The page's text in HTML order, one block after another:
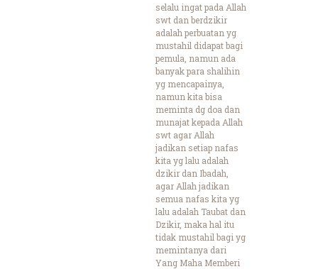
selalu ingat pada Allah
swt dan berdzikir
adalah perbuatan yg
mustahil didapat bagi
pemula, namun ada
banyak para shalihin
yg mencapainya,
namun kita bisa
meminta dg doa dan
munajat kepada Allah
swt agar Allah
jadikan setiap nafas
kita yg lalu adalah
dzikir dan Ibadah,
agar Allah jadikan
semua nafas kita yg
lalu adalah Taubat dan
Dzikir, maka hal itu
tidak mustahil bagi yg
memintanya dari
Yang Maha Memberi